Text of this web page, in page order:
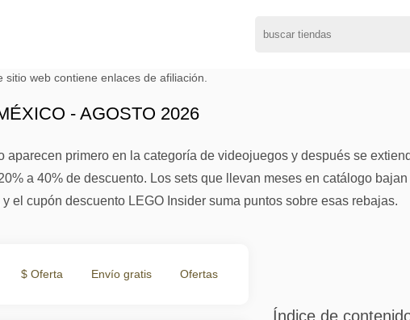
sitio web contiene enlaces de afiliación.
- AGOSTO 2026
aparecen primero en la categoría de videojuegos y después se
a 40% de descuento. Los sets que llevan meses en catálogo
el cupón descuento LEGO Insider suma puntos sobre esas rebajas.
$ Oferta Envío gratis Ofertas
Índice de